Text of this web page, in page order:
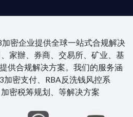
密企业提供全球一站式合规解决
家辦、券商、交易所、矿业、基
供合规解决方案。我们的服务涵
密支付、RBA反洗钱风控系
密税筹规划、等解决方案